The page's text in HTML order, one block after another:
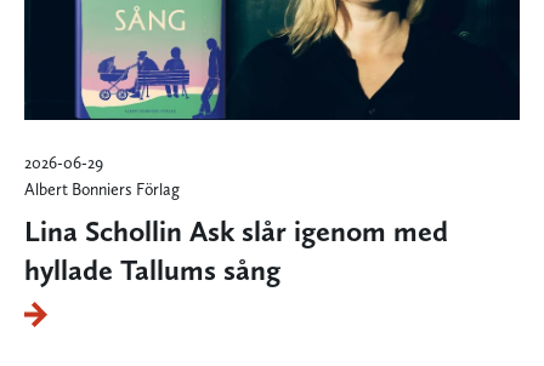
2026-06-29
Albert Bonniers Förlag
Lina Schollin Ask slår igenom med
hyllade Tallums sång